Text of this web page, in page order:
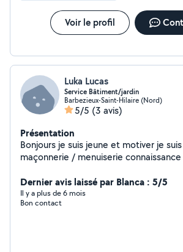
Voir le profil
Luka Lucas
Service Bâtiment/jardin
Barbezieux-Saint-Hilaire (Nord)
5/5 (3 avis)
Présentation
Bonjours je suis jeune et motiver je
maçonnerie / menuiserie connaissance
toucher à tous alors hésiter pas à me
cordialement .
Dernier avis laissé par Blanca : 5/5
Il y a plus de 6 mois
Bon contact